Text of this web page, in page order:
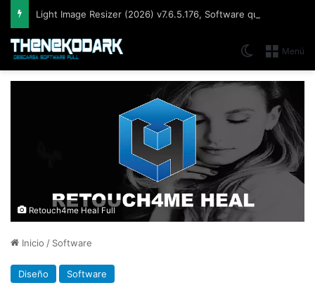
Menú
Switch skin
Retouch4me Heal Full
Inicio / Software
Diseño Software